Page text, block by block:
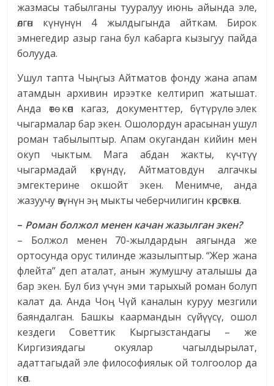
жазмасы табылганы тууралуу июнь айында эле,
өлгөн күнүнүн 4 жылдыгында айткам. Бирок
эмнегедир азыр гана бул кабарга кызыгуу пайда
болууда.
Ушул тапта Чыңгыз Айтматов фонду жана апам
атамдын архивин ирээтке келтирип жатышат.
Анда өтө көп кагаз, документтер, бүтүрүлө элек
чыгармалар бар экен. Ошолордун арасынан ушул
роман табылыптыр. Апам окугандан кийин мен
окуп чыктым. Мага абдан жакты, күчтүү
чыгармадай көрүндү, Айтматовдун алгачкы
эмгектерине окшойт экен. Менимче, анда
жазуучу өзүнүн эң мыкты чеберчилигин көрсөткөн.
– Роман болжол менен качан жазылган экен?
– Болжол менен 70-жылдардын аягында же
ортосунда орус тилинде жазылыптыр. “Жер жана
флейта” деп аталат, анын жумушчу аталышы да
бар экен. Бул биз үчүн эми тарыхый роман болуп
калат да. Анда Чоң Чүй каналын куруу мезгили
баяндалган. Башкы каармандын сүйүүсү, ошол
кездеги Советтик Кыргызстандагы – же
Киргизиядагы окуялар чагылдырылат,
адаттагыдай эле философиялык ой толгоолор да
көп.